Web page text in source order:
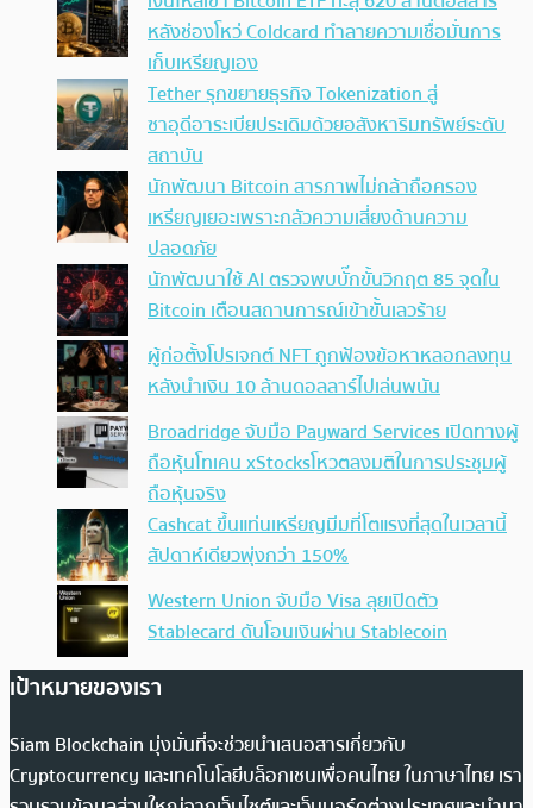
หลังช่องโหว่ Coldcard ทำลายความเชื่อมั่นการ
เก็บเหรียญเอง
Tether รุกขยายธุรกิจ Tokenization สู่
ซาอุดีอาระเบียประเดิมด้วยอสังหาริมทรัพย์ระดับ
สถาบัน
นักพัฒนา Bitcoin สารภาพไม่กล้าถือครอง
เหรียญเยอะเพราะกลัวความเสี่ยงด้านความ
ปลอดภัย
นักพัฒนาใช้ AI ตรวจพบบั๊กขั้นวิกฤต 85 จุดใน
Bitcoin เตือนสถานการณ์เข้าขั้นเลวร้าย
ผู้ก่อตั้งโปรเจกต์ NFT ถูกฟ้องข้อหาหลอกลงทุน
หลังนำเงิน 10 ล้านดอลลาร์ไปเล่นพนัน
Broadridge จับมือ Payward Services เปิดทางผู้
ถือหุ้นโทเคน xStocksโหวตลงมติในการประชุมผู้
ถือหุ้นจริง
Cashcat ขึ้นแท่นเหรียญมีมที่โตแรงที่สุดในเวลานี้
สัปดาห์เดียวพุ่งกว่า 150%
Western Union จับมือ Visa ลุยเปิดตัว
Stablecard ดันโอนเงินผ่าน Stablecoin
เป้าหมายของเรา
Siam Blockchain มุ่งมั่นที่จะช่วยนำเสนอสารเกี่ยวกับ
Cryptocurrency และเทคโนโลยีบล็อกเชนเพื่อคนไทย ในภาษาไทย เรา